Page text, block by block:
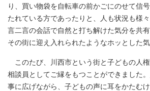
り、買い物袋を自転車の前かごにのせて信
たれている方であったりと、人も状況も様
言二言の会話で自然と打ち解けた気分を共有
その街に迎え入れられたようなホッとした気
このたび、川西市という街と子どもの人
相談員としてご縁をもつことができました
事に広げながら、子どもの声に耳をかたむ